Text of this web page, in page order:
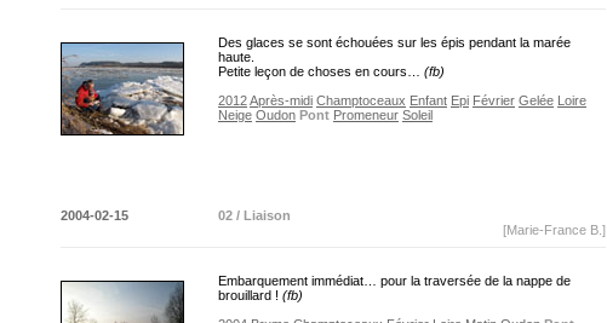
Des glaces se sont échouées sur les épis pendant la marée
haute.
Petite leçon de choses en cours… (fb)
2012Après-midi Champtoceaux Enfant Epi Février Gelée Loire
Neige Oudon Pont Promeneur Soleil
2004-02-15
02 / Liaison
[Marie-France B.]
Embarquement immédiat… pour la traversée de la nappe de
brouillard ! (fb)